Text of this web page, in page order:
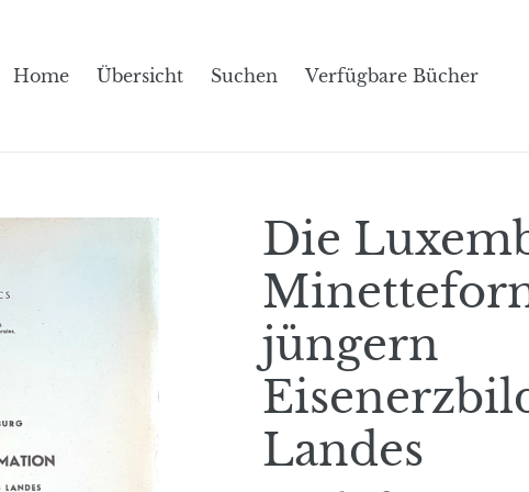
Home Übersicht Suchen Verfügbare Bücher
Die
jüngern
Landes